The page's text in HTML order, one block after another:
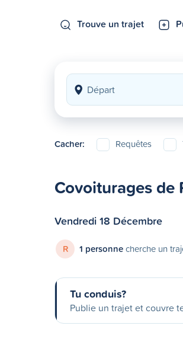
Trouve un trajet
Cacher: Requêtes
Covoiturages de
Vendredi 18 Décembre
R 1 personnecherche un
Tu conduis?
Publie un trajet et couvre